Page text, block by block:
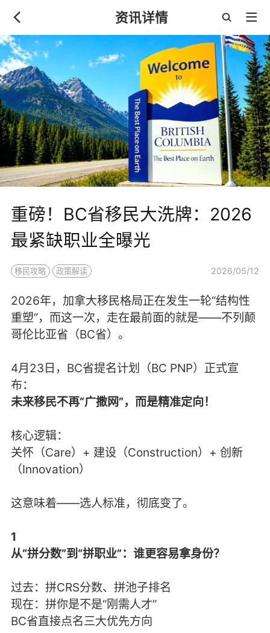
资讯详情
重磅！BC省移民大洗牌：2026
最紧缺职业全曝光
移民攻略 政策解读 2026/05/12
2026年，加拿大移民格局正在发生一轮“结构性
重塑”，而这一次，走在最前面的就是——不列颠
哥伦比亚省（BC省）。
4月23日，BC省提名计划（BC PNP）正式宣
布：
未来移民不再“广撒网”，而是精准定向！
核心逻辑：
关怀（Care）+ 建设（Construction）+ 创新
（Innovation）
这意味着——选人标准，彻底变了。
1
从“拼分数”到“拼职业”：谁更容易拿身份？
过去：拼CRS分数、拼池子排名
现在：拼你是不是“刚需人才”
BC省直接点名三大优先方向